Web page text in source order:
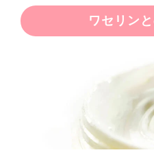
ワセリン